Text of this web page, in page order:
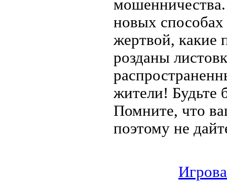
мошенничества.
новых
жертвой, какие
розданы
жители! Будьте
Помните, что
поэтому не